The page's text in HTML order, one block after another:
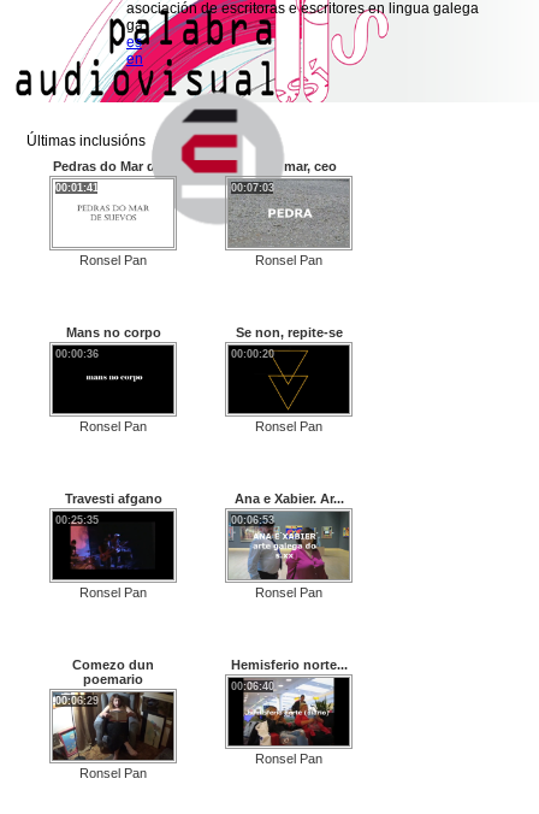
asociación de escritoras e escritores en lingua galega
ga
es
en
Últimas inclusións
Pedras do Mar de...
00:01:41
Ronsel Pan
Pedra, mar, ceo
00:07:03
Ronsel Pan
Mans no corpo
00:00:36
Ronsel Pan
Se non, repite-se
00:00:20
Ronsel Pan
Travesti afgano
00:25:35
Ronsel Pan
Ana e Xabier. Ar...
00:06:53
Ronsel Pan
Comezo dun
poemario
00:06:29
Ronsel Pan
Hemisferio norte...
00:06:40
Ronsel Pan